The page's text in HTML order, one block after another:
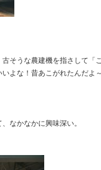
そうな農建機を指さして「
よな！昔あこがれたんだよ
なかなかに興味深い。